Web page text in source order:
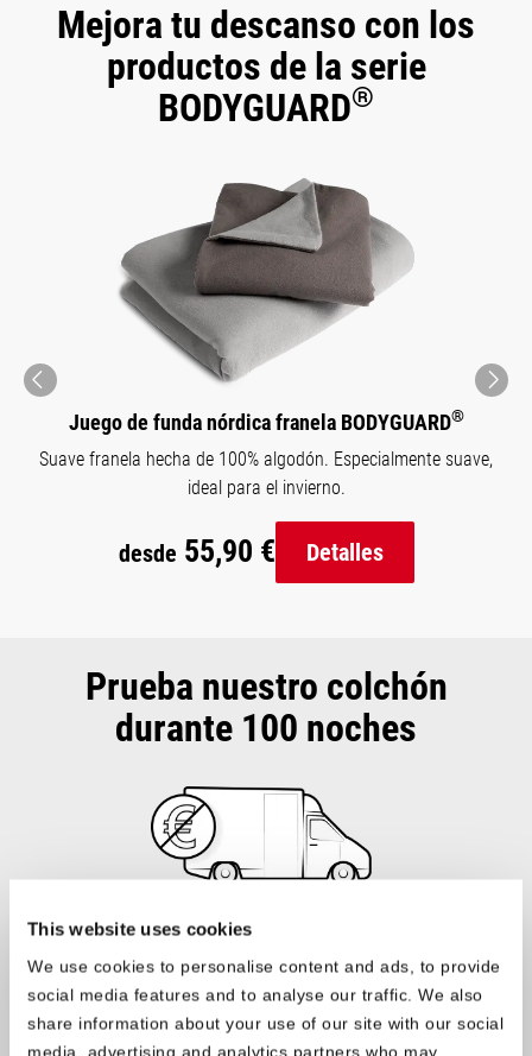
This website uses cookies
We use cookies to personalise content and ads, to provide
social media features and to analyse our traffic. We also
share information about your use of our site with our social
media, advertising and analytics partners who may
Mejora tu descanso con los
productos de la serie
BODYGUARD®
pr
ev
ne
xt
Juego de funda nórdica franela BODYGUARD®
Suave franela hecha de 100% algodón. Especialmente suave,
ideal para el invierno.
desde 55,90 € Detalles
Prueba nuestro colchón
durante 100 noches
Entrega gratuita
Garantía de reembolso
Garantía de devolución gratuita
Anterior